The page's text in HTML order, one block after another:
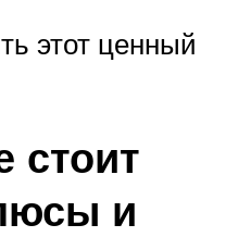
этот ценный
стоит
и